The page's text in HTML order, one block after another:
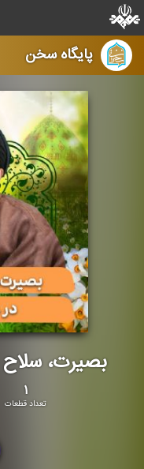
پایگاه سخن
بصیرت،
۱
تعداد قطعات